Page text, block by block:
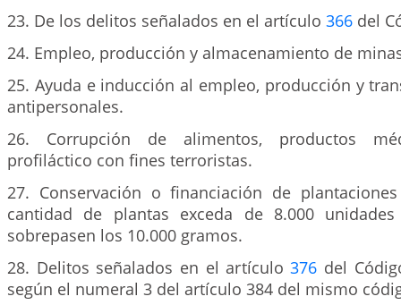
23. De los delitos señalados en el artículo 366 del
24. Empleo, producción y almacenamiento de
25. Ayuda e inducción al empleo, producción y
antipersonales.
26. Corrupción de alimentos, productos
profiláctico con fines terroristas.
27. Conservación o financiación de
cantidad de plantas exceda de 8.000
sobrepasen los 10.000 gramos.
28. Delitos señalados en el artículo376 del
según el numeral 3 del artículo 384 del mismo